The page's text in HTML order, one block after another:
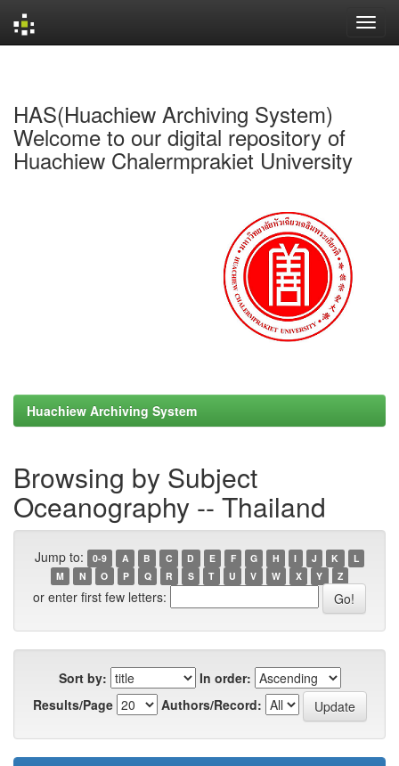
HAS(Huachiew Archiving System)
Welcome to our digital repository of
Huachiew Chalermprakiet University
Huachiew Archiving System
Browsing by Subject
Oceanography -- Thailand
Jump to: 0-9 A B C D E F G H I J K
L
M
N O P Q R S T U V W X Y Z
or enter first few letters:
Sort by:
In order:
Results/Page
Authors/Record: